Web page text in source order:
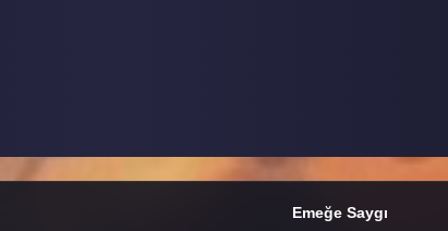
Emeğe Saygı